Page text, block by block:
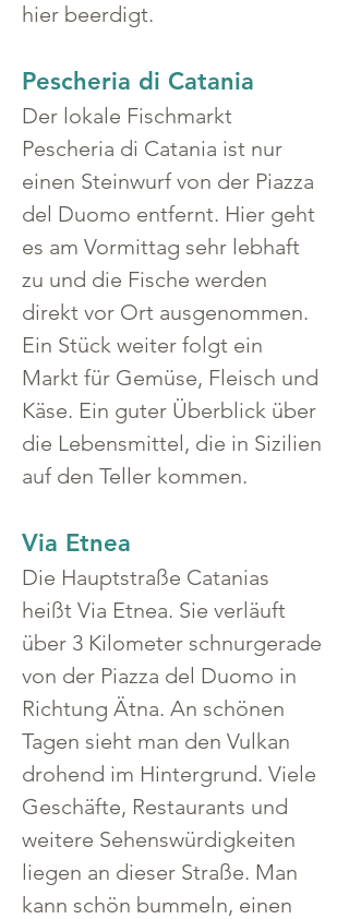
hier beerdigt.
Pescheria di Catania
Der lokale Fischmarkt
Pescheria di Catania ist nur
einen Steinwurf von der Piazza
del Duomo entfernt. Hier geht
es am Vormittag sehr lebhaft
zu und die Fische werden
direkt vor Ort ausgenommen.
Ein Stück weiter folgt ein
Markt für Gemüse, Fleisch und
Käse. Ein guter Überblick über
die Lebensmittel, die in Sizilien
auf den Teller kommen.
Via Etnea
Die Hauptstraße Catanias
heißt Via Etnea. Sie verläuft
über 3 Kilometer schnurgerade
von der Piazza del Duomo in
Richtung Ätna. An schönen
Tagen sieht man den Vulkan
drohend im Hintergrund. Viele
Geschäfte, Restaurants und
weitere Sehenswürdigkeiten
liegen an dieser Straße. Man
kann schön bummeln, einen